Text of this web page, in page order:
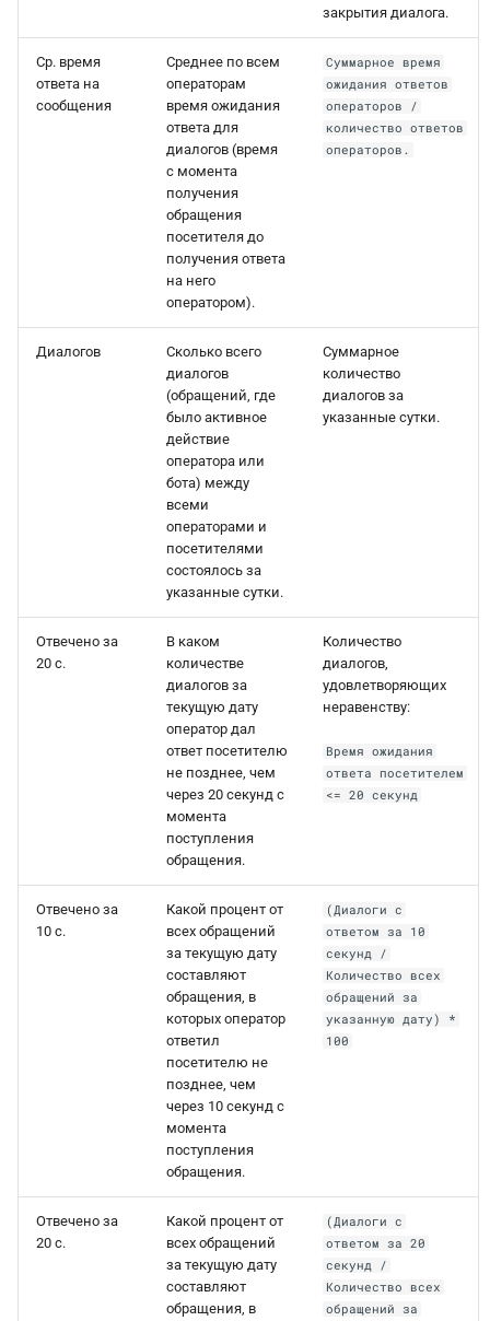
закрытия диалога.
Ср. время
ответа на
сообщения
Среднее по всем
операторам
время ожидания
ответа для
диалогов (время
с момента
получения
обращения
посетителя до
получения ответа
на него
оператором).
Суммарное время
ожидания ответов
операторов /
количество ответов
операторов.
Диалогов
Сколько всего
диалогов
(обращений, где
было активное
действие
оператора или
бота) между
всеми
операторами и
посетителями
состоялось за
указанные сутки.
Суммарное
количество
диалогов за
указанные сутки.
Отвечено за
20 с.
В каком
количестве
диалогов за
текущую дату
оператор дал
ответ посетителю
не позднее, чем
через 20 секунд с
момента
поступления
обращения.
Количество
диалогов,
удовлетворяющих
неравенству:
Время ожидания
ответа посетителем
<= 20 секунд
Отвечено за
10 с.
Какой процент от
всех обращений
за текущую дату
составляют
обращения, в
которых оператор
ответил
посетителю не
позднее, чем
через 10 секунд с
момента
поступления
обращения.
(Диалоги с
ответом за 10
секунд /
Количество всех
обращений за
указанную дату) *
100
Отвечено за
20 с.
Какой процент от
всех обращений
за текущую дату
составляют
обращения, в
(Диалоги с
ответом за 20
секунд /
Количество всех
обращений за